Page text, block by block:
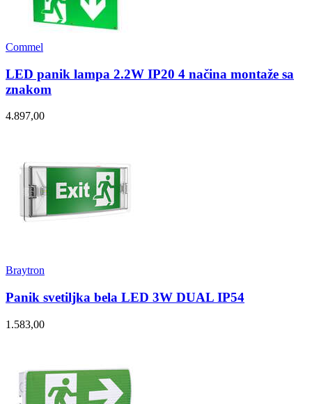
Commel
LED panik lampa 2.2W IP20 4 načina montaže sa
znakom
4.897,00
Braytron
Panik svetiljka bela LED 3W DUAL IP54
1.583,00